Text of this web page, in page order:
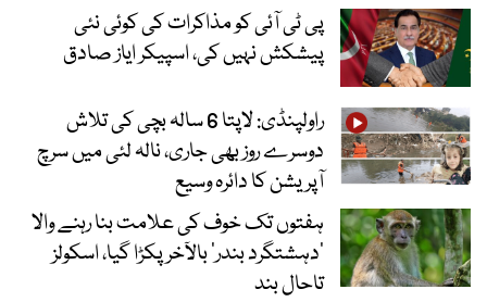
پی ٹی آئی کو مذاکرات کی کوئی نئی
پیشکش نہیں کی، اسپیکر ایاز صادق
راولپنڈی: لاپتا 6 سالہ بچی کی تلاش
دوسرے روز بھی جاری، نالہ لئی میں سرچ
آپریشن کا دائرہ وسیع
ہفتوں تک خوف کی علامت بنا رہنے والا
‘دہشتگرد بندر’ بالآخر پکڑا گیا، اسکولز
تاحال بند